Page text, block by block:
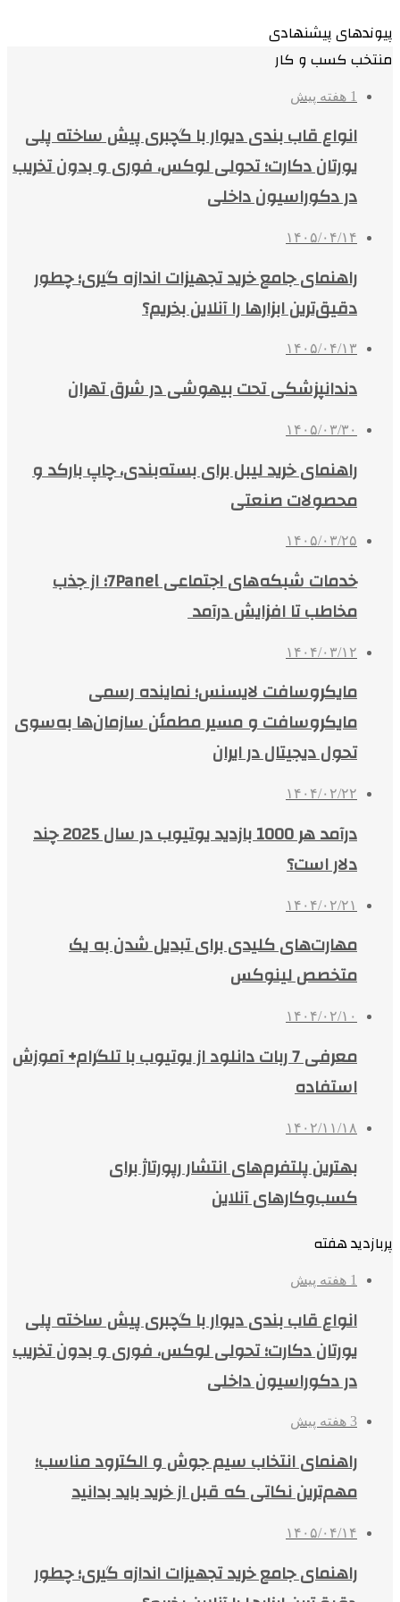
پیوندهای پیشنهادی
منتخب کسب و کار
1 هفته پیش
انواع قاب بندی دیوار با گچبری پیش ساخته پلی
یورتان دکارت؛ تحولی لوکس، فوری و بدون تخریب
در دکوراسیون داخلی
۱۴۰۵/۰۴/۱۴
راهنمای جامع خرید تجهیزات اندازه گیری؛ چطور
دقیق‌ترین ابزارها را آنلاین بخریم؟
۱۴۰۵/۰۴/۱۳
دندانپزشکی تحت بیهوشی در شرق تهران
۱۴۰۵/۰۳/۳۰
راهنمای خرید لیبل برای بسته‌بندی، چاپ بارکد و
محصولات صنعتی
۱۴۰۵/۰۳/۲۵
خدمات شبکه‌های اجتماعی 7Panel؛ از جذب
مخاطب تا افزایش درآمد
۱۴۰۴/۰۳/۱۲
مایکروسافت لایسنس؛ نماینده رسمی
مایکروسافت و مسیر مطمئن سازمان‌ها به‌سوی
تحول دیجیتال در ایران
۱۴۰۴/۰۲/۲۲
درآمد هر 1000 بازدید یوتیوب در سال 2025 چند
دلار است؟
۱۴۰۴/۰۲/۲۱
مهارت‌های کلیدی برای تبدیل شدن به یک
متخصص لینوکس
۱۴۰۴/۰۲/۱۰
معرفی 7 ربات دانلود از یوتیوب با تلگرام+ آموزش
استفاده
۱۴۰۲/۱۱/۱۸
بهترین پلتفرم‌های انتشار رپورتاژ برای
کسب‌وکارهای آنلاین
پربازدید هفته
1 هفته پیش
انواع قاب بندی دیوار با گچبری پیش ساخته پلی
یورتان دکارت؛ تحولی لوکس، فوری و بدون تخریب
در دکوراسیون داخلی
3 هفته پیش
راهنمای انتخاب سیم جوش و الکترود مناسب؛
مهم‌ترین نکاتی که قبل از خرید باید بدانید
۱۴۰۵/۰۴/۱۴
راهنمای جامع خرید تجهیزات اندازه گیری؛ چطور